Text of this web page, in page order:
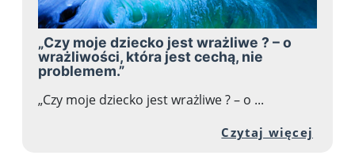
„Czy moje dziecko jest wrażliwe ? – o
wrażliwości, która jest cechą, nie
problemem.”
„Czy moje dziecko jest wrażliwe ? – o ...
Czytaj więcej